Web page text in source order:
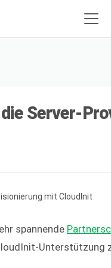
Server-
spannende
Unterstützung